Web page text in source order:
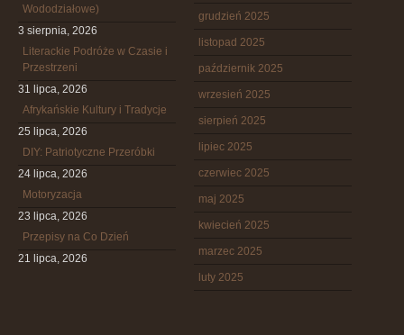
Wododziałowe)
3 sierpnia, 2026
Literackie Podróże w Czasie i
Przestrzeni
31 lipca, 2026
Afrykańskie Kultury i Tradycje
25 lipca, 2026
DIY: Patriotyczne Przeróbki
24 lipca, 2026
Motoryzacja
23 lipca, 2026
Przepisy na Co Dzień
21 lipca, 2026
grudzień 2025
listopad 2025
październik 2025
wrzesień 2025
sierpień 2025
lipiec 2025
czerwiec 2025
maj 2025
kwiecień 2025
marzec 2025
luty 2025